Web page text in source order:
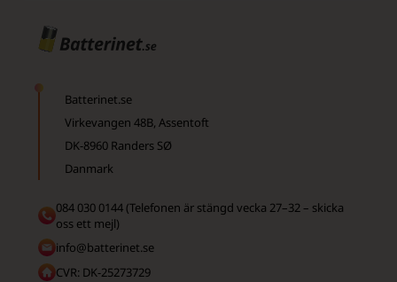
Batterinet.se
Virkevangen 48B, Assentoft
DK-8960 Randers SØ
Danmark
084 030 0144 (Telefonen är stängd vecka 27–32 – skicka
oss ett mejl)
info@batterinet.se
CVR: DK-25273729